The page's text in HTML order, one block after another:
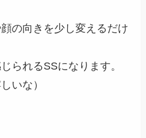
の向きを少し変えるだけ
られるSSになります。
いな）